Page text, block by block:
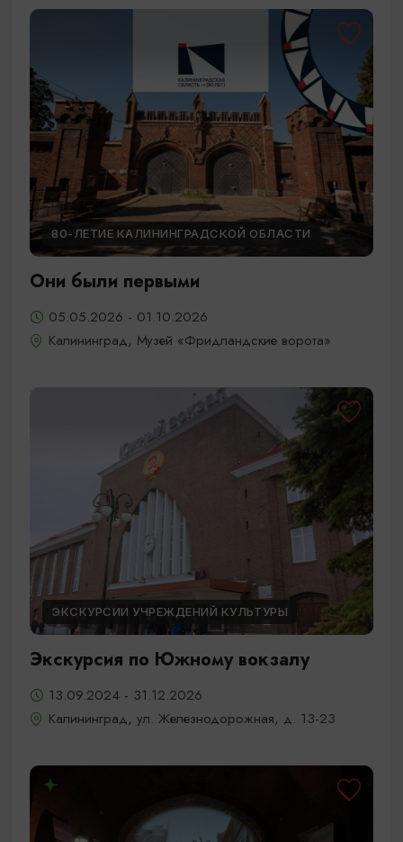
80-ЛЕТИЕ КАЛИНИНГРАДСКОЙ ОБЛАСТИ
Они были первыми
05.05.2026 - 01.10.2026
Калининград, Музей «Фридландские ворота»
ЭКСКУРСИИ УЧРЕЖДЕНИЙ КУЛЬТУРЫ
Экскурсия по Южному вокзалу
13.09.2024 - 31.12.2026
Калининград, ул. Железнодорожная, д. 13-23